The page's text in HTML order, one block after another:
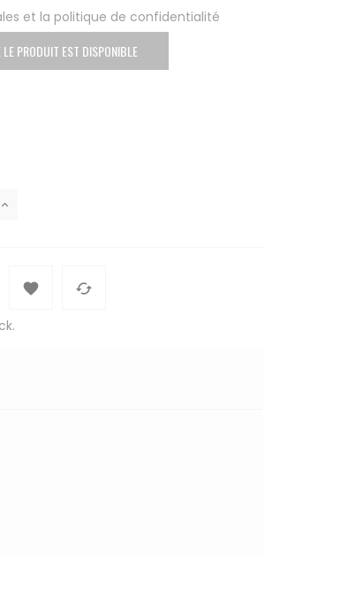
et la politique de confidentialité
PRODUIT EST DISPONIBLE
 